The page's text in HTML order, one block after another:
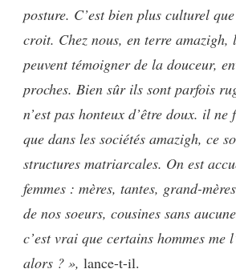
posture. C’est bien plus culturel
croit. Chez nous, en terre amazigh,
peuvent témoigner de la douceur,
proches. Bien sûr ils sont parfois
n’est pas honteux d’être doux. il
que dans les sociétés amazigh, ce
structures matriarcales. On est
femmes : mères, tantes, grand-
de nos soeurs, cousines sans
c’est vrai que certains hommes me
alors ? », lance-t-il.